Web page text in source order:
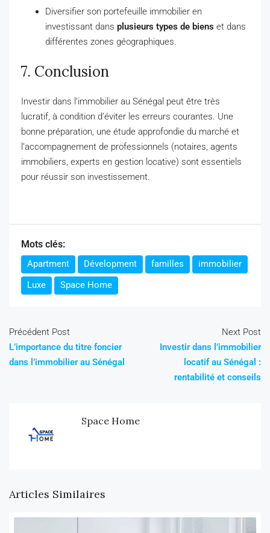
Diversifier son portefeuille immobilier en
investissant dans plusieurs types de biens et dans
différentes zones géographiques.
7. Conclusion
Investir dans l’immobilier au Sénégal peut être très
lucratif, à condition d’éviter les erreurs courantes. Une
bonne préparation, une étude approfondie du marché et
l’accompagnement de professionnels (notaires, agents
immobiliers, experts en gestion locative) sont essentiels
pour réussir son investissement.
Mots clés:
Apartment Dévelopment familles
immobilier
Luxe
Space Home
Précédent Post
L’importance du titre foncier
dans l’immobilier au Sénégal
Next Post
Investir dans l’immobilier
locatif au Sénégal :
rentabilité et conseils
Space Home
Articles Similaires